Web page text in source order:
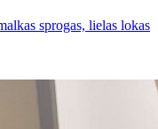
sprogas, lielas lokas